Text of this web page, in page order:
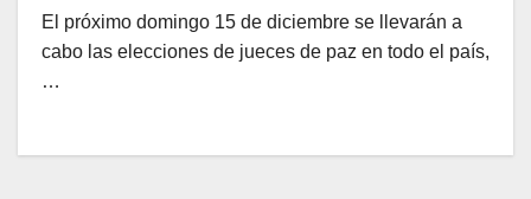
El próximo domingo 15 de diciembre se llevarán a
cabo las elecciones de jueces de paz en todo el país,
…